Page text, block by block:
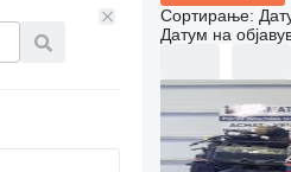
Сортирање:
Датум на